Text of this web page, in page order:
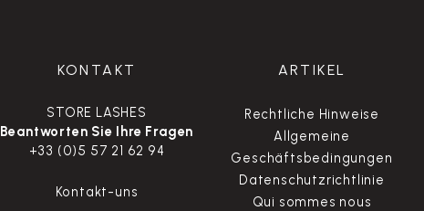
KONTAKT
STORE LASHES
Beantworten Sie Ihre Fragen
+33 (0)5 57 21 62 94
Kontakt-uns
ARTIKEL
Rechtliche Hinweise
Allgemeine
Geschäftsbedingungen
Datenschutzrichtlinie
Qui sommes nous